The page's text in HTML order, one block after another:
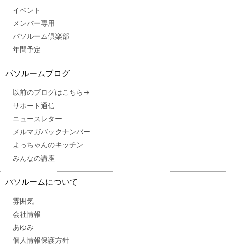
イベント
メンバー専用
パソルーム倶楽部
年間予定
パソルームブログ
以前のブログはこちら→
サポート通信
ニュースレター
メルマガバックナンバー
よっちゃんのキッチン
みんなの講座
パソルームについて
雰囲気
会社情報
あゆみ
個人情報保護方針